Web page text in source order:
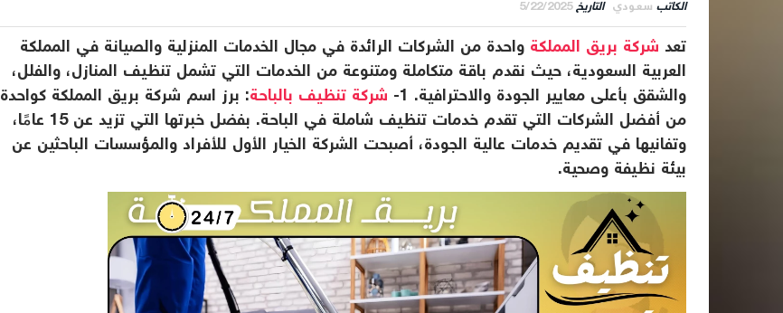
الكاتب سعودي التاريخ 5/22/2025
تعد شركة بريق المملكة واحدة من الشركات الرائدة في مجال الخدمات المنزلية والصيانة في المملكة
العربية السعودية، حيث نقدم باقة متكاملة ومتنوعة من الخدمات التي تشمل تنظيف المنازل، والفلل،
والشقق بأعلى معايير الجودة والاحترافية. 1-
شركة تنظيف بالباحة: برز اسم شركة بريق المملكة كواحدة
من أفضل الشركات التي تقدم خدمات تنظيف شاملة في الباحة. بفضل خبرتها التي تزيد عن 15 عامًا،
وتفانيها في تقديم خدمات عالية الجودة، أصبحت الشركة الخيار الأول للأفراد والمؤسسات الباحثين عن
بيئة نظيفة وصحية.